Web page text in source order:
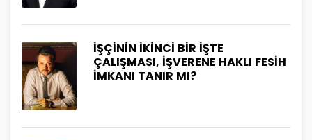
İŞÇİNİN İKİNCİ BİR İŞTE
ÇALIŞMASI, İŞVERENE HAKLI FESİH
İMKANI TANIR MI?